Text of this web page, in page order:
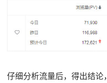
仔细分析流量后，得出结